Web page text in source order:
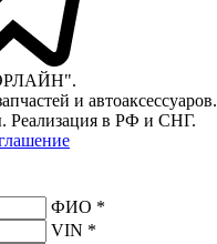
и автоаксессуаров.
Реализация в РФ и СНГ.
ФИО *
VIN *